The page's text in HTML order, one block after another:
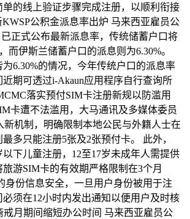
单的线上验证步骤完成注册，以顺利衔接
KWSP公积金派息率出炉 马来西亚雇员公
正式公布最新派息率，传统储蓄户口将
而伊斯兰储蓄户口的派息则为6.30%。
6.30%的情况，今年传统户口的派息率
近期可透过i-Akaun应用程序自行查询所
落实预付SIM卡注册新规以防滥用
卡遭不法滥用，大马通讯及多媒体委员
新机制，明确限制本地公民与外籍人士在
多只能注册5张及2张预付卡。 此外，
下儿童注册，12至17岁未成年人需提供
游SIM卡的有效期严格限制在3个月
身份信息安全，一旦用户身份被用于注
须在12小时内发出通知以便用户及时核
戒月期间缩短办公时间 马来西亚雇员公